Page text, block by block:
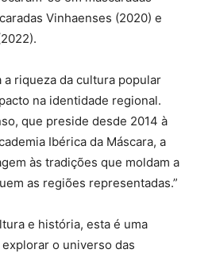
Vinhaenses (2020) e
a riqueza da cultura popular
na identidade regional.
que preside desde 2014 à
Ibérica da Máscara, a
às tradições que moldam a
as regiões representadas.”
e história, esta é uma
o universo das